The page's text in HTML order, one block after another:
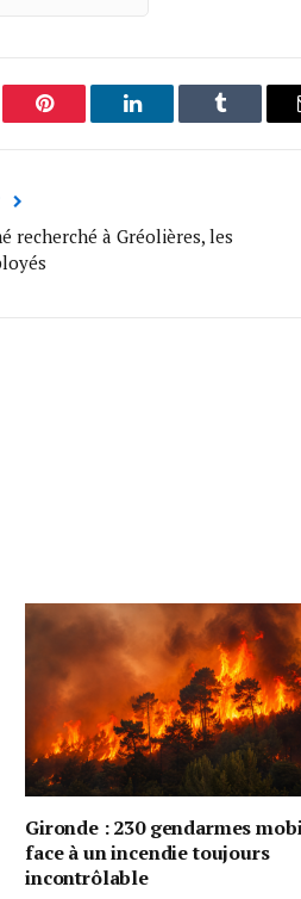
Pinterest LinkedIn Tumblr
recherché à Gréolières, les
Gironde : 230 gendarmes
face à un incendie toujours
incontrôlable